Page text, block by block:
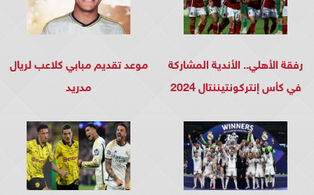
رفقة الأهلي.. الأندية المشاركة
في كأس إنتركونتيننتال 2024
موعد تقديم مبابي كلاعب لريال
مدريد